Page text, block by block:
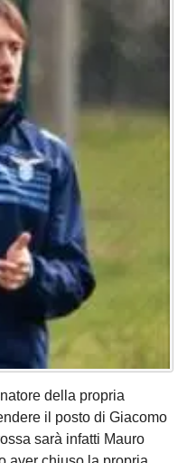
della propria
il posto di Giacomo
sarà infatti Mauro